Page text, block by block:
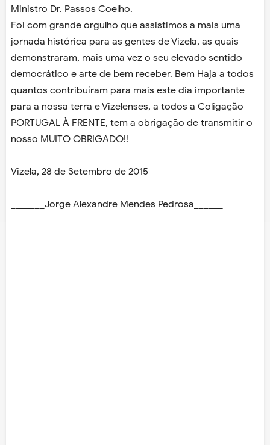
Ministro Dr. Passos Coelho.
Foi com grande orgulho que assistimos a mais uma
jornada histórica para as gentes de Vizela, as quais
demonstraram, mais uma vez o seu elevado sentido
democrático e arte de bem receber. Bem Haja a todos
quantos contribuíram para mais este dia importante
para a nossa terra e Vizelenses, a todos a Coligação
PORTUGAL À FRENTE, tem a obrigação de transmitir o
nosso MUITO OBRIGADO!!
Vizela, 28 de Setembro de 2015
_______Jorge Alexandre Mendes Pedrosa______